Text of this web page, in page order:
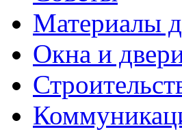
Материалы
Окна и